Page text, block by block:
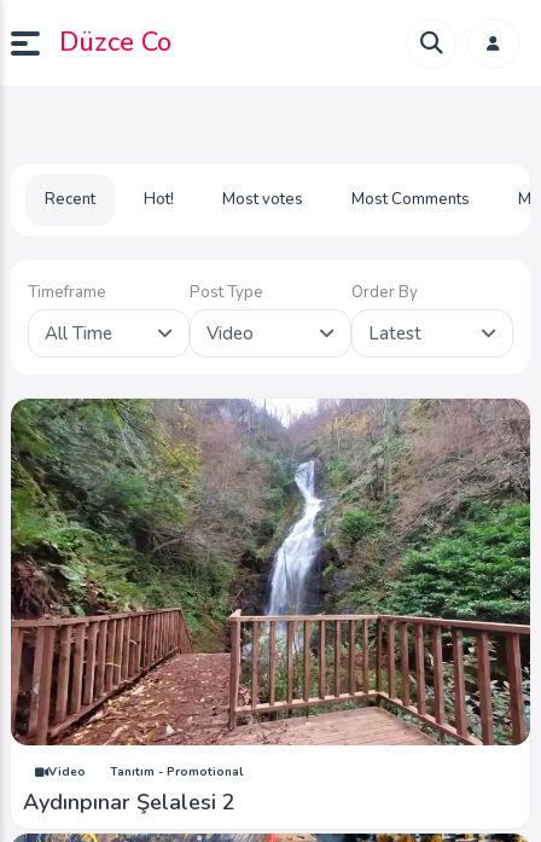
Düzce Co
Recent Hot! Most votes Most Comments
Timeframe
All Time
Post Type
Video
Order By
Latest
Video Tanıtım - Promotional
Aydınpınar Şelalesi 2